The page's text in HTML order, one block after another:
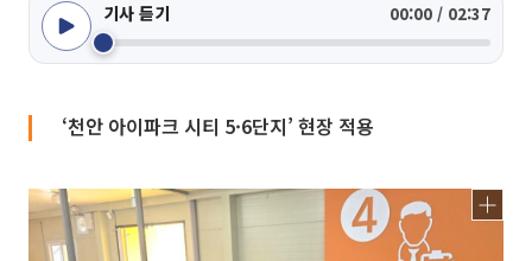
기사 듣기 00:00 / 02:37
‘천안 아이파크 시티 5·6단지’ 현장 적용